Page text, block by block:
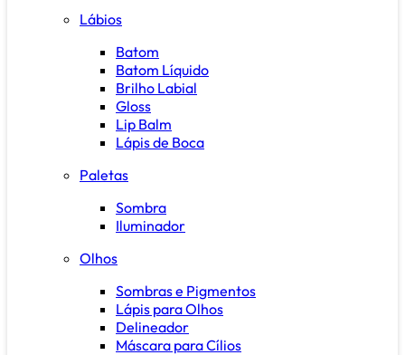
Lábios
Batom
Batom Líquido
Brilho Labial
Gloss
Lip Balm
Lápis de Boca
Paletas
Sombra
Iluminador
Olhos
Sombras e Pigmentos
Lápis para Olhos
Delineador
Máscara para Cílios